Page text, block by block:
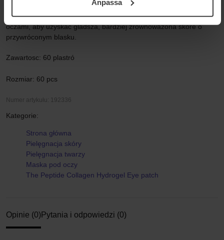
Anpassa
Idealny dla osób, które chca intensywnie pielegnowac skóre pod
oczami, aby uzyskac gladsza, bardziej zrównowazona skóre o
przywróconym blasku.
Zawartosc: 60 plastró
Rozmiar: 60 pcs
Numer artykułu: 192336
Kategorie:
Strona główna
Pielęgnacja skóry
Pielęgnacja twarzy
Maska pod oczy
The Peptide Collagen Hydrogel Eye patch
Opinie (0) Pytania i odpowiedzi (0)